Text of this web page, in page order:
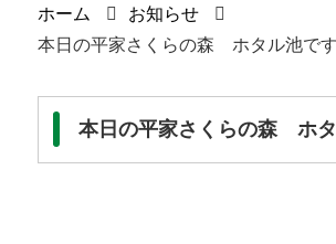
ホーム
お知らせ
本日の平家さくらの森 ホタル池です
本日の平家さくらの森 ホタ